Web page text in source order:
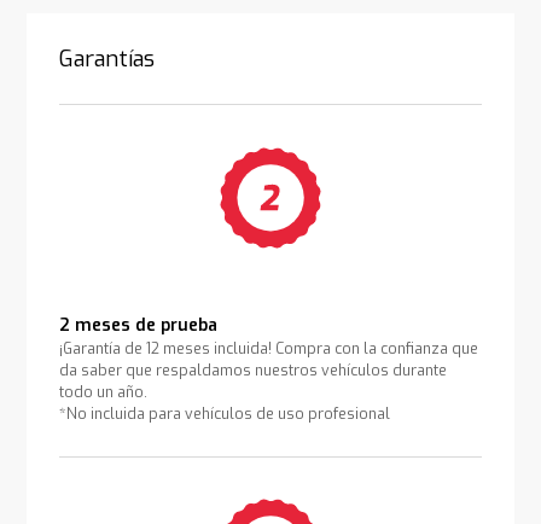
Garantías
2 meses de prueba
¡Garantía de 12 meses incluida! Compra con la confianza que
da saber que respaldamos nuestros vehículos durante
todo un año.
*No incluida para vehículos de uso profesional